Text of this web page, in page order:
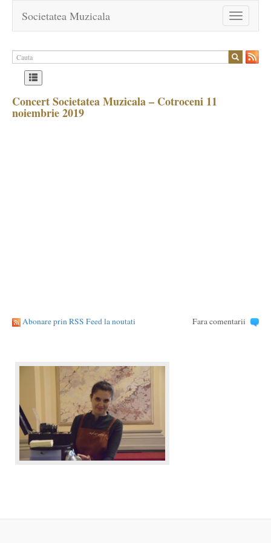
Toggle
navigation
Societatea Muzicala
Concert Societatea Muzicala – Cotroceni 11
noiembrie 2019
Abonare prin RSS Feed la noutati Fara comentarii